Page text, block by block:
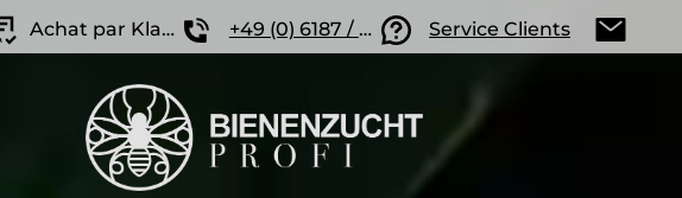
Achat par Klarna +49 (0) 6187 / 207 57 86 Service Clients